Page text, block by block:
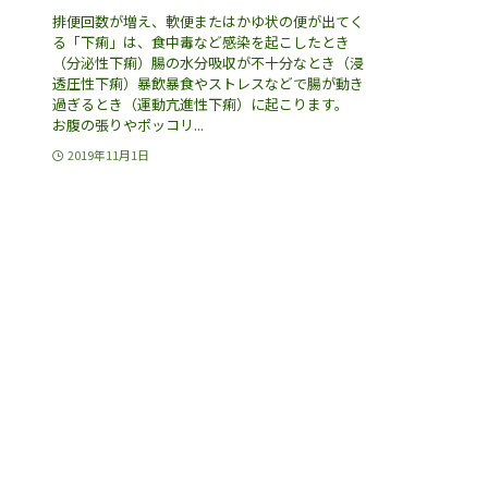
排便回数が増え、軟便またはかゆ状の便が出てく
る「下痢」は、食中毒など感染を起こしたとき
（分泌性下痢）腸の水分吸収が不十分なとき（浸
透圧性下痢）暴飲暴食やストレスなどで腸が動き
過ぎるとき（運動亢進性下痢）に起こります。
お腹の張りやポッコリ...
2019年11月1日